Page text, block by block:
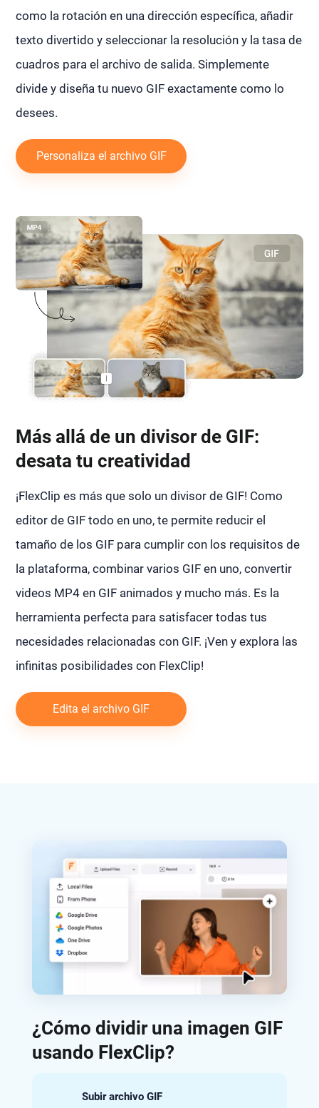
como la rotación en una dirección específica, añadir
texto divertido y seleccionar la resolución y la tasa de
cuadros para el archivo de salida. Simplemente
divide y diseña tu nuevo GIF exactamente como lo
desees.
Personaliza el archivo GIF
Más allá de un divisor de GIF:
desata tu creatividad
¡FlexClip es más que solo un divisor de GIF! Como
editor de GIF todo en uno, te permite reducir el
tamaño de los GIF para cumplir con los requisitos de
la plataforma, combinar varios GIF en uno, convertir
videos MP4 en GIF animados y mucho más. Es la
herramienta perfecta para satisfacer todas tus
necesidades relacionadas con GIF. ¡Ven y explora las
infinitas posibilidades con FlexClip!
Edita el archivo GIF
¿Cómo dividir una imagen GIF
usando FlexClip?
Subir archivo GIF